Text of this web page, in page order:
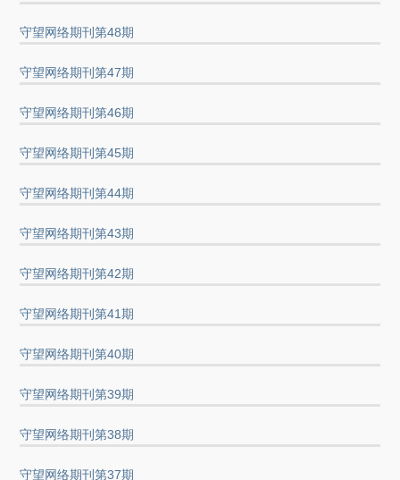
守望网络期刊第48期
守望网络期刊第47期
守望网络期刊第46期
守望网络期刊第45期
守望网络期刊第44期
守望网络期刊第43期
守望网络期刊第42期
守望网络期刊第41期
守望网络期刊第40期
守望网络期刊第39期
守望网络期刊第38期
守望网络期刊第37期